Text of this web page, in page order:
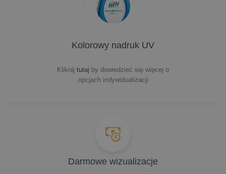
Kolorowy nadruk UV
Kliknij tutaj by dowiedzieć się więcej o
opcjach indywidualizacji
Darmowe wizualizacje